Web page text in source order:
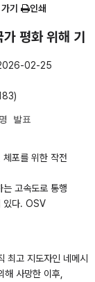
기 인쇄
평화 위해 기
02-25
발표
포를 위한 작전
는 고속도로 통행
있다. OSV
최고 지도자인 네메시
해 사망한 이후,